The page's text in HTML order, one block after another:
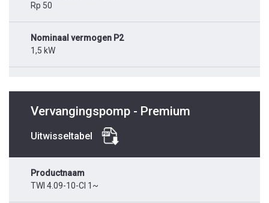
Rp 50
Nominaal vermogen P2
1,5 kW
Vervangingspomp - Premium
Uitwisseltabel
Productnaam
TWI 4.09-10-CI 1~